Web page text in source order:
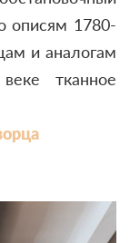
описям 1780-
и аналогам
тканное